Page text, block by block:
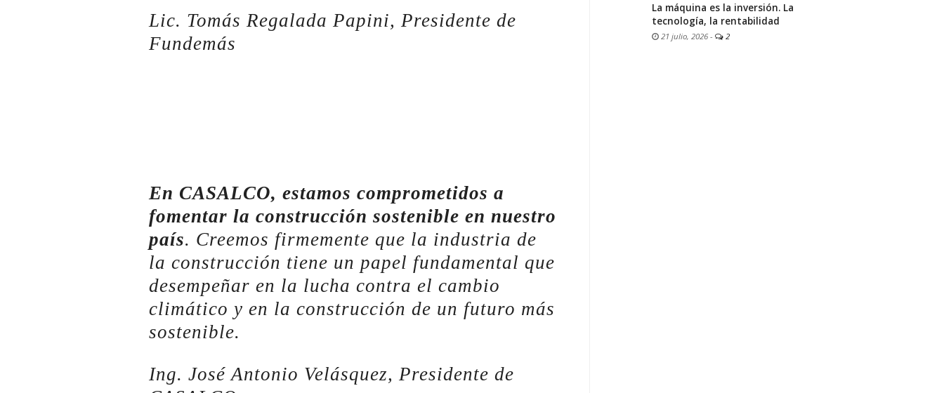
Lic. Tomás Regalada Papini, Presidente de
Fundemás
En CASALCO, estamos comprometidos a
fomentar la construcción sostenible en nuestro
país. Creemos firmemente que la industria de
la construcción tiene un papel fundamental que
desempeñar en la lucha contra el cambio
climático y en la construcción de un futuro más
sostenible.
Ing. José Antonio Velásquez, Presidente de
La máquina es la inversión. La
tecnología, la rentabilidad
21 julio, 2026 - 2